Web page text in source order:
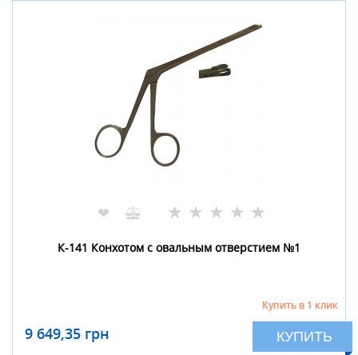
❤ ★ ★ ★ ★ ★
К-141 Конхотом с овальным отверстием №1
9 649,35 грн
Купить в 1 клик
КУПИТЬ